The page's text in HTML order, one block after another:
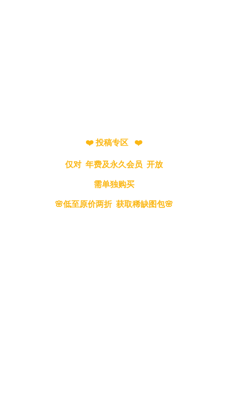
❤️ 投稿专区 ❤️
仅对 年费及永久会员 开放
需单独购买
🌸低至原价两折 获取稀缺图包🌸